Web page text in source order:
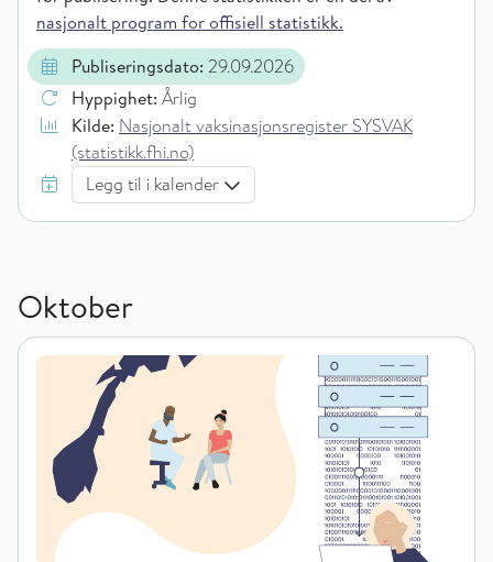
nasjonalt program for offisiell statistikk.
Publiseringsdato: 29.09.2026
Hyppighet: Årlig
Kilde: Nasjonalt vaksinasjonsregister SYSVAK
(statistikk.fhi.no)
Legg til i kalender
Oktober